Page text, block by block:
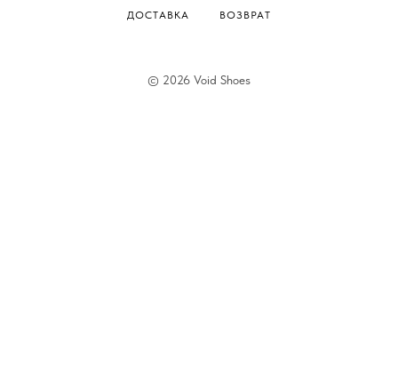
ДОСТАВКА
ВОЗВРАТ
© 2026 Void Shoes